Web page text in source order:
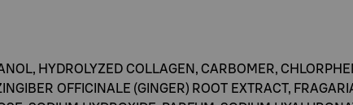
HYDROLYZED COLLAGEN, CARBOMER,
OFFICINALE (GINGER) ROOT EXTRACT,